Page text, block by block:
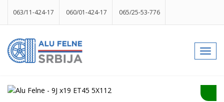
063/11-424-17 060/01-424-17 065/25-53-776
info@gumesrbija.rs